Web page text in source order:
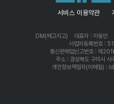
서비스 이용약관
DM(메고지고) 대표자 : 이동민
사업자등록번호 :
통신판매업신고번호 : 제
주소 : 경상북도 구미시
개인정보책임자(이메일)